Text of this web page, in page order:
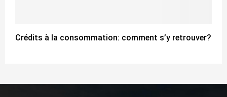
Crédits à la consommation: comment s’y retrouver?